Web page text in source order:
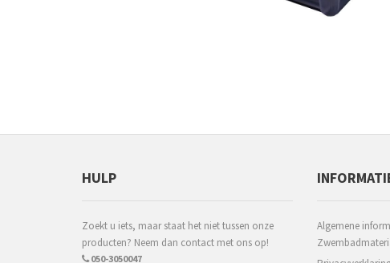
HULP
Zoekt u iets, maar staat het niet tussen onze
producten? Neem dan contact met ons op!
050-3050047
Algemene